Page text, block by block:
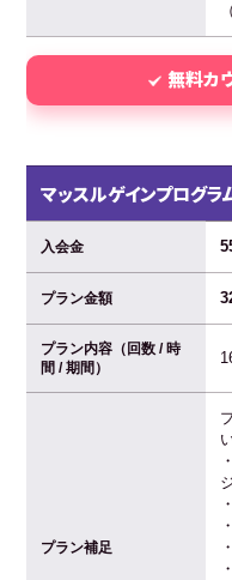
無料カ
マッスルゲインプログラ
入会金
プラン金額
プラン内容（回数 / 時
間 / 期間）
プラン補足